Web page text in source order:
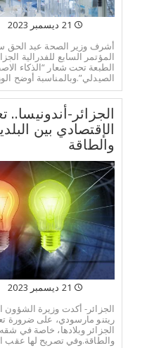
أشرف وزير الصحة عبد الحق
المؤتمر السابع للفدرالية
الطبعة تحت شعار “الذكاء
الصيدلي”.وبالمناسبة أوضح
الجزائر-أندونيسا..
الإقتصادي بين
والطاقة
الجزائر- أكدت وزيرة الشؤون
ريتنو مارسودي، على ضرورة
الجزائر وبلادها، خاصة في شقه
والطاقة.وفي تصريح لها عقب